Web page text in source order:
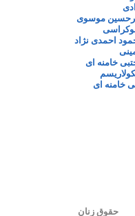
موسوی
احمدی نژاد
خامنه ای
خامنه ای
حقوق زنان